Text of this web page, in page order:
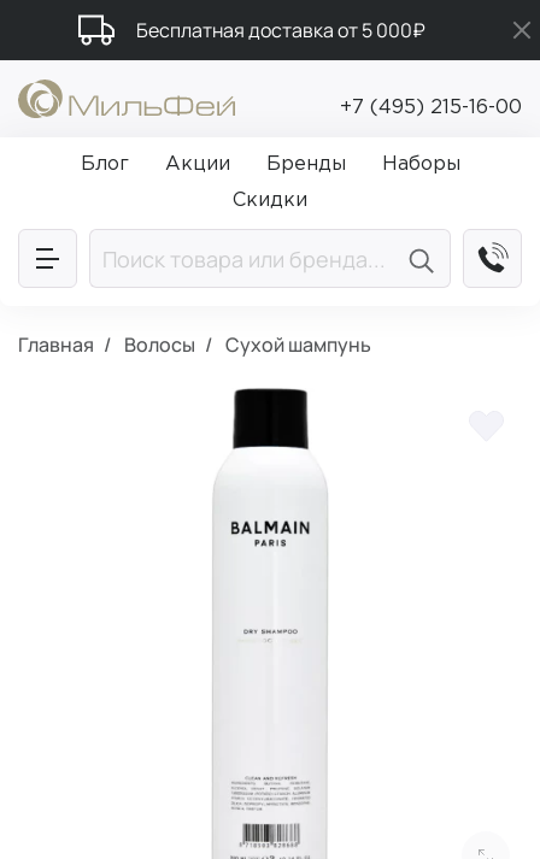
Бесплатная доставка от 5 000₽
Промокод ПРИВЕТ
Подарки в каждый заказ от 5 000₽
+7 (495) 215-16-00
Блог Акции Бренды
Наборы
Скидки
Главная Волосы Сухой шампунь